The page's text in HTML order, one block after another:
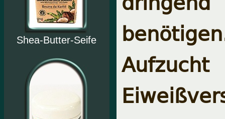
Shea-Butter-Seife